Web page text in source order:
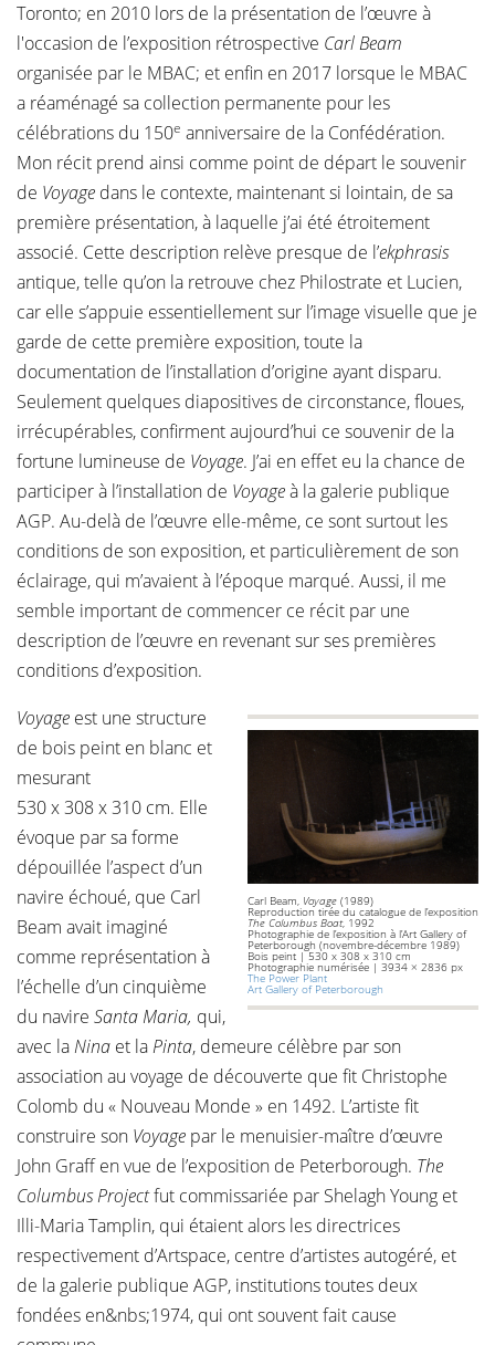
Toronto; en 2010 lors de la présentation de l’œuvre à
l'occasion de l’exposition rétrospective Carl Beam
organisée par le MBAC; et enfin en 2017 lorsque le MBAC
a réaménagé sa collection permanente pour les
célébrations du 150e anniversaire de la Confédération.
Mon récit prend ainsi comme point de départ le souvenir
de Voyage dans le contexte, maintenant si lointain, de sa
première présentation, à laquelle j’ai été étroitement
associé. Cette description relève presque de l’ekphrasis
antique, telle qu’on la retrouve chez Philostrate et Lucien,
car elle s’appuie essentiellement sur l’image visuelle que je
garde de cette première exposition, toute la
documentation de l’installation d’origine ayant disparu.
Seulement quelques diapositives de circonstance, floues,
irrécupérables, confirment aujourd’hui ce souvenir de la
fortune lumineuse de Voyage. J’ai en effet eu la chance de
participer à l’installation de Voyageà la galerie publique
AGP. Au-delà de l’œuvre elle-même, ce sont surtout les
conditions de son exposition, et particulièrement de son
éclairage, qui m’avaient à l’époque marqué. Aussi, il me
semble important de commencer ce récit par une
description de l’œuvre en revenant sur ses premières
conditions d’exposition.
Carl Beam, Voyage (1989)
Reproduction tirée du catalogue de l’exposition
The Columbus Boat, 1992
Photographie de l’exposition à l’Art Gallery of
Peterborough (novembre-décembre 1989)
Bois peint | 530 x 308 x 310 cm
Photographie numérisée | 3934 × 2836 px
The Power Plant
Art Gallery of Peterborough
Voyage est une structure
de bois peint en blanc et
mesurant
530 x 308 x 310 cm. Elle
évoque par sa forme
dépouillée l’aspect d’un
navire échoué, que Carl
Beam avait imaginé
comme représentation à
l’échelle d’un cinquième
du navire Santa Maria, qui,
avec laNina et laPinta, demeure célèbre par son
association au voyage de découverte que fit Christophe
Colomb du « Nouveau Monde » en 1492. L’artiste fit
construire son Voyage par le menuisier-maître d’œuvre
John Graff en vue de l’exposition de Peterborough. The
Columbus Projectfut commissariée par Shelagh Young et
Illi-Maria Tamplin, qui étaient alors les directrices
respectivement d’Artspace, centre d’artistes autogéré, et
de la galerie publique AGP, institutions toutes deux
fondées en&nbs;1974, qui ont souvent fait cause